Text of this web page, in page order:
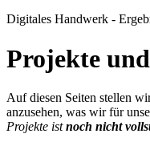
Digitales Handwerk -
Projekte
Auf diesen Seiten stellen
anzusehen, was wir für
Projekte istnoch nicht